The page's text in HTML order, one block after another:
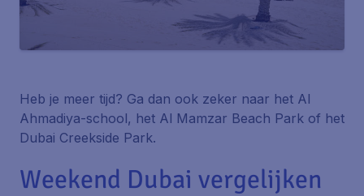
Heb je meer tijd? Ga dan ook zeker naar het Al
Ahmadiya-school, het Al Mamzar Beach Park of het
Dubai Creekside Park.
Weekend Dubai vergelijken